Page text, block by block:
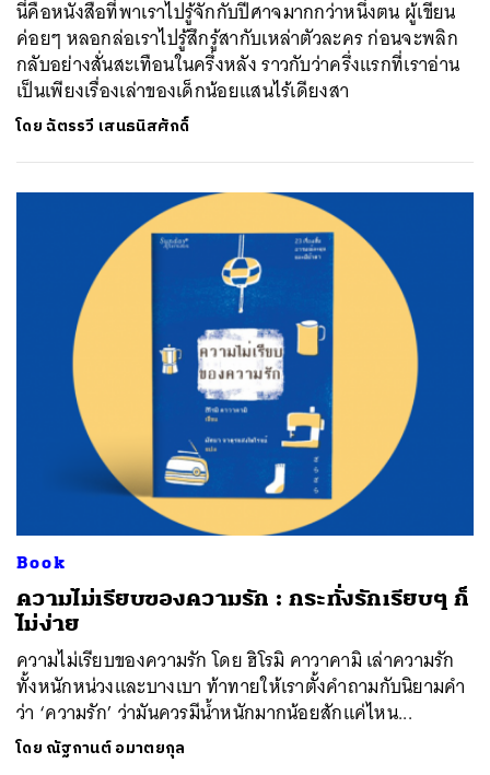
นี่คือหนังสือที่พาเราไปรู้จักกับปีศาจมากกว่าหนึ่งตน ผู้เขียน
ค่อยๆ หลอกล่อเราไปรู้สึกรู้สากับเหล่าตัวละคร ก่อนจะพลิก
กลับอย่างสั่นสะเทือนในครึ่งหลัง ราวกับว่าครึ่งแรกที่เราอ่าน
เป็นเพียงเรื่องเล่าของเด็กน้อยแสนไร้เดียงสา
โดยฉัตรรวี เสนธนิสศักดิ์
Book
ความไม่เรียบของความรัก : กระทั่งรักเรียบๆ ก็
ไม่ง่าย
ความไม่เรียบของความรัก โดย ฮิโรมิ คาวาคามิ เล่าความรัก
ทั้งหนักหน่วงและบางเบา ท้าทายให้เราตั้งคำถามกับนิยามคำ
ว่า ‘ความรัก’ ว่ามันควรมีน้ำหนักมากน้อยสักแค่ไหน...
โดย ณัฐกานต์ อมาตยกุล